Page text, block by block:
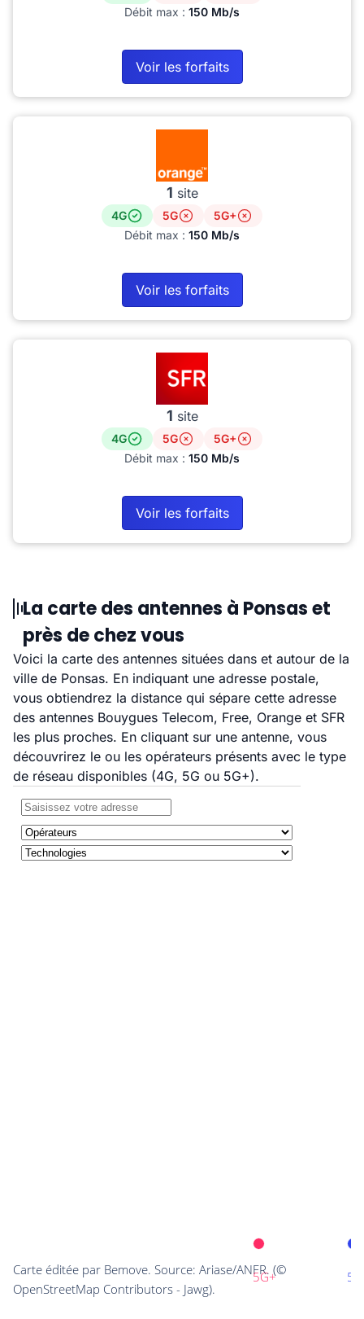
Débit max : 150 Mb/s
Voir les forfaits
1 site
4G 5G
5G+
Débit max : 150 Mb/s
Voir les forfaits
1 site
4G 5G
5G+
Débit max : 150 Mb/s
Voir les forfaits
La carte des antennes à Ponsas et
près de chez vous
Voici la carte des antennes situées dans et autour de la
ville de Ponsas. En indiquant une adresse postale,
vous obtiendrez la distance qui sépare cette adresse
des antennes Bouygues Telecom, Free, Orange et SFR
les plus proches. En cliquant sur une antenne, vous
découvrirez le ou les opérateurs présents avec le type
de réseau disponibles (4G, 5G ou 5G+).